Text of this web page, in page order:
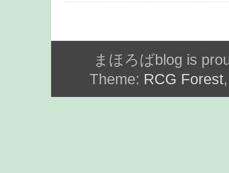
まほろばblog is
Theme: RCG Forest